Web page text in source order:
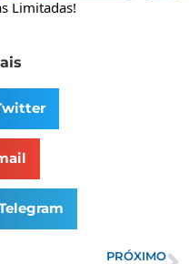
Limitadas!
PRÓXIMO